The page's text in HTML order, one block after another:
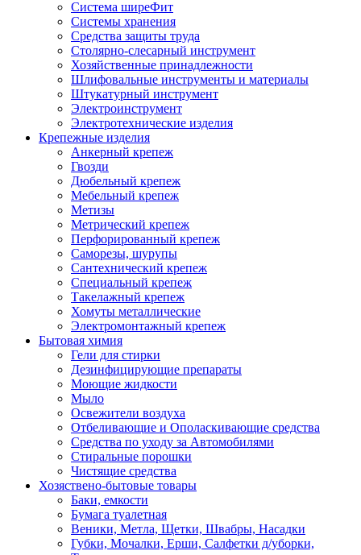
Система ширеФит
Системы хранения
Средства защиты труда
Столярно-слесарный инструмент
Хозяйственные принадлежности
Шлифовальные инструменты и материалы
Штукатурный инструмент
Электроинструмент
Электротехнические изделия
Крепежные изделия
Анкерный крепеж
Гвозди
Дюбельный крепеж
Мебельный крепеж
Метизы
Метрический крепеж
Перфорированный крепеж
Саморезы, шурупы
Сантехнический крепеж
Специальный крепеж
Такелажный крепеж
Хомуты металлические
Электромонтажный крепеж
Бытовая химия
Гели для стирки
Дезинфицирующие препараты
Моющие жидкости
Мыло
Освежители воздуха
Отбеливающие и Ополаскивающие средства
Средства по уходу за Автомобилями
Стиральные порошки
Чистящие средства
Хозяствено-бытовые товары
Баки, емкости
Бумага туалетная
Веники, Метла, Щетки, Швабры, Насадки
Губки, Мочалки, Ерши, Салфетки д/уборки,